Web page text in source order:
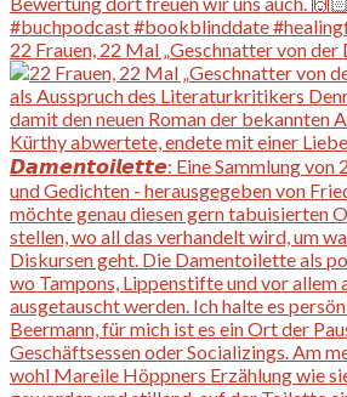
22 Frauen, 22 Mal „Geschnatter von